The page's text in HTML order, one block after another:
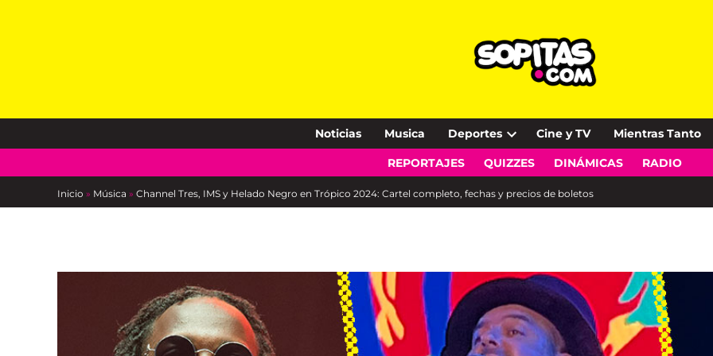
Noticias Musica Deportes
Open
dropdown
Cine y TV Mientras Tanto
REPORTAJES QUIZZES DINÁMICAS RADIO
Inicio » Música » Channel Tres, IMS y Helado Negro en Trópico 2024: Cartel completo, fechas y precios de boletos